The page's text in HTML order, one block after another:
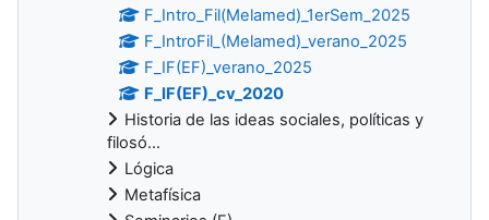
F_Intro_Fil(Melamed)_1erSem_2025
F_IntroFil_(Melamed)_verano_2025
F_IF(EF)_verano_2025
F_IF(EF)_cv_2020
Historia de las ideas sociales, políticas y
filosó...
Lógica
Metafísica